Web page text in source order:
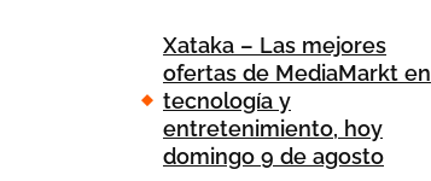
Xataka – Las mejores
ofertas de MediaMarkt en
tecnología y
entretenimiento, hoy
domingo 9 de agosto